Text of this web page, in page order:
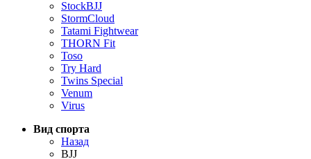
StockBJJ
StormCloud
Tatami Fightwear
THORN Fit
Toso
Try Hard
Twins Special
Venum
Virus
Вид спорта
Назад
BJJ